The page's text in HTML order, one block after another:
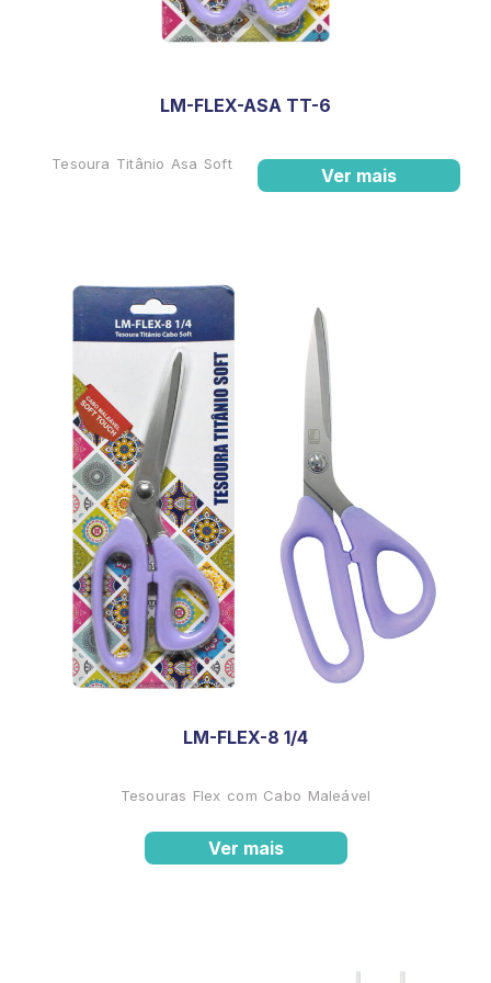
LM-FLEX-ASA TT-6
Tesoura Titânio Asa Soft
Ver mais
LM-FLEX-8 1/4
Tesouras Flex com Cabo Maleável
Ver mais